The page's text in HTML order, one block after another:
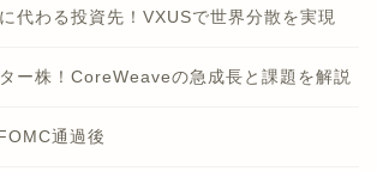
代わる投資先！VXUSで世界分散を実現
ー株！CoreWeaveの急成長と課題を解説
通過後